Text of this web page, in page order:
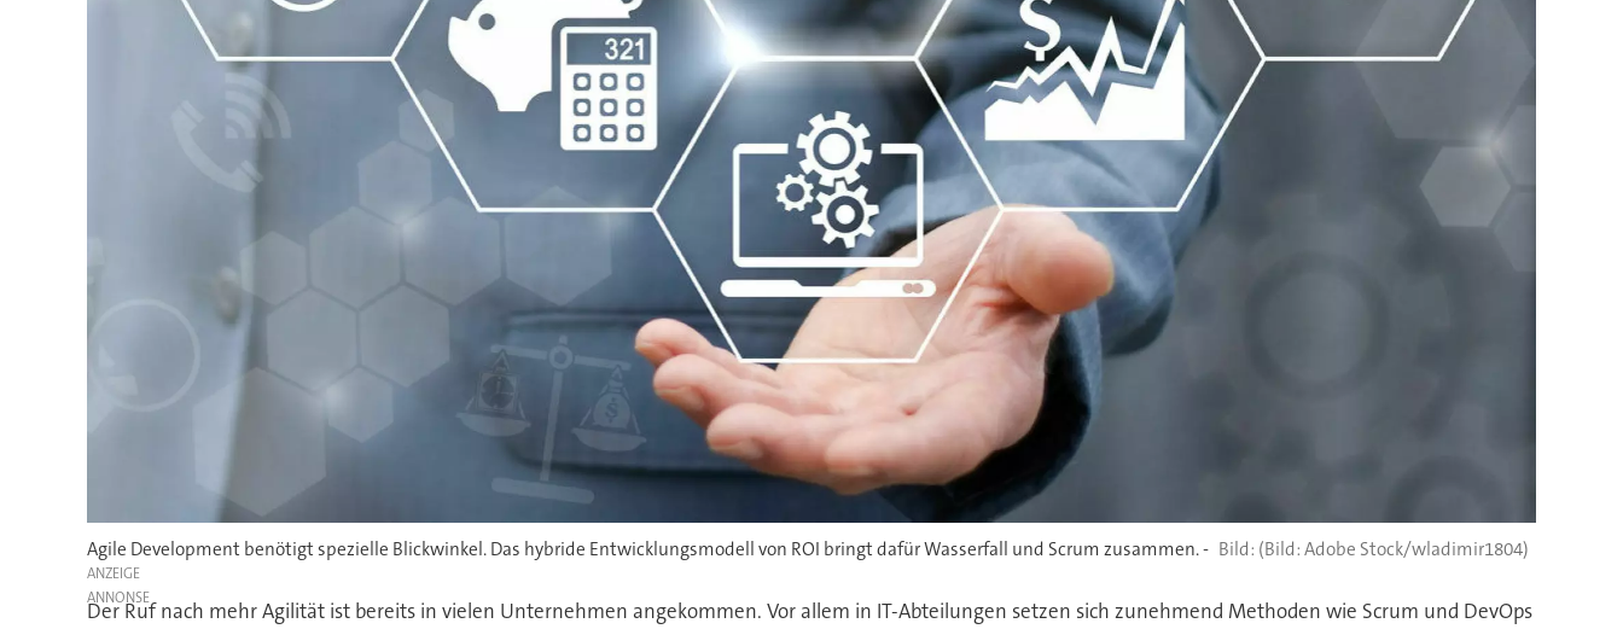
Agile Development benötigt spezielle Blickwinkel. Das hybride Entwicklungsmodell von ROI bringt dafür Wasserfall und Scrum zusammen. - (Bild: Adobe Stock/wladimir1804)
ANZEIGE
Der Ruf nach mehr Agilität ist bereits in vielen Unternehmen angekommen. Vor allem in IT-Abteilungen setzen sich zunehmend Methoden wie Scrum und DevOps